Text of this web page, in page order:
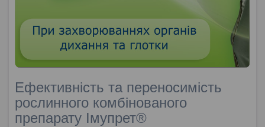
Ефективність та переносимість
рослинного комбінованого
препарату Імупрет®